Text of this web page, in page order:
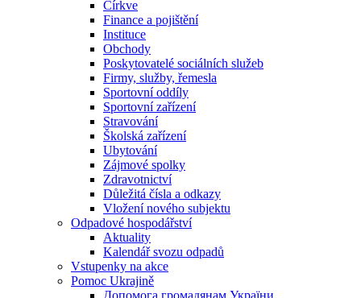
Církve
Finance a pojištění
Instituce
Obchody
Poskytovatelé sociálních služeb
Firmy, služby, řemesla
Sportovní oddíly
Sportovní zařízení
Stravování
Školská zařízení
Ubytování
Zájmové spolky
Zdravotnictví
Důležitá čísla a odkazy
Vložení nového subjektu
Odpadové hospodářství
Aktuality
Kalendář svozu odpadů
Vstupenky na akce
Pomoc Ukrajině
Допомога громадянам України